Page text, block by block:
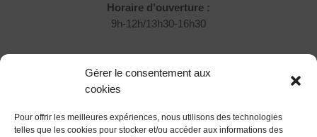
Gérer le consentement aux
cookies
Pour offrir les meilleures expériences, nous utilisons des technologies
telles que les cookies pour stocker et/ou accéder aux informations des
Horaire d’ouverture :
9h-12h/13h30-16h30
Rejoignez-nous !
Vous souhaitez nous rejoindre et participer ?
Devenir Associé